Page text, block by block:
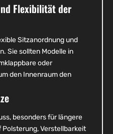
Flexibilität der
Sitzanordnung und
Sie sollten Modelle in
oder
den Innenraum den
besonders für längere
Verstellbarkeit